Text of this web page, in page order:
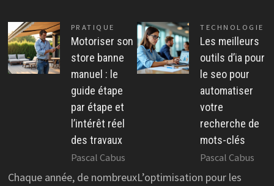
PRATIQUE
Motoriser son
store banne
manuel : le
guide étape
par étape et
l’intérêt réel
des travaux
Pascal Cabus
Chaque année, de nombreux
TECHNOLOGIE
Les meilleurs
outils d’ia pour
le seo pour
automatiser
votre
recherche de
mots-clés
Pascal Cabus
L’optimisation pour les